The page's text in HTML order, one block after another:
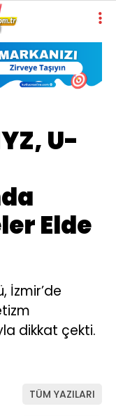
U-
Elde
İzmir’de
dikkat çekti.
TÜM YAZILARI